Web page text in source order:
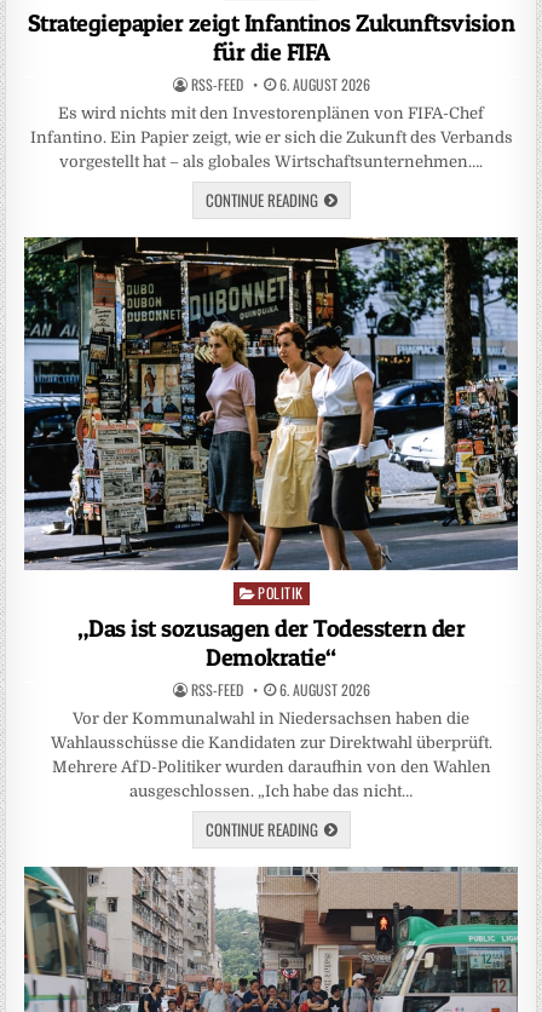
in
Strategiepapier zeigt Infantinos Zukunftsvision
für die FIFA
RSS-FEED 6. AUGUST 2026
Es wird nichts mit den Investorenplänen von FIFA-Chef
Infantino. Ein Papier zeigt, wie er sich die Zukunft des Verbands
vorgestellt hat – als globales Wirtschaftsunternehmen….
CONTINUE READING
Posted
POLITIK
„Das ist sozusagen der Todesstern der
Demokratie“
RSS-FEED 6. AUGUST 2026
Vor der Kommunalwahl in Niedersachsen haben die
Wahlausschüsse die Kandidaten zur Direktwahl überprüft.
Mehrere AfD-Politiker wurden daraufhin von den Wahlen
ausgeschlossen. „Ich habe das nicht…
CONTINUE READING